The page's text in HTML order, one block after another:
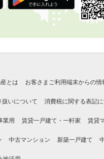
とは お客さまご利用端末からの
いについて 消費税に関する表記
業用 賃貸一戸建て・一軒家 賃貸
中古マンション 新築一戸建て